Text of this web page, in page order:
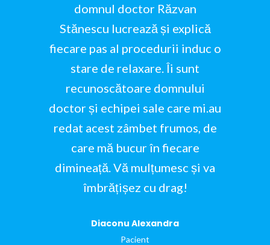
domnul doctor Răzvan
Stănescu lucrează și explică
fiecare pas al procedurii induc o
stare de relaxare. Îi sunt
recunoscătoare domnului
doctor și echipei sale care mi.au
redat acest zâmbet frumos, de
care mă bucur în fiecare
dimineață. Vă mulțumesc și va
îmbrățișez cu drag!
Diaconu Alexandra
Pacient